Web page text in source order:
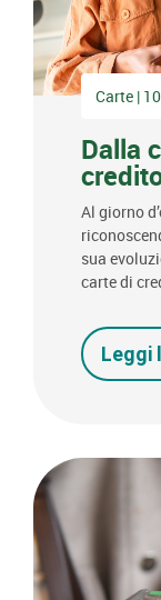
Carte |
Dalla
Al giorno
sua
carte di
Leggi